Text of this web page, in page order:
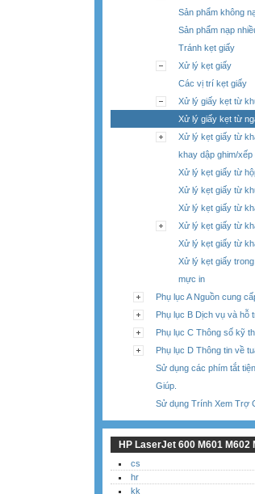
Sản phẩm không
Sản phẩm nạp
Tránh kẹt giấy
Xử lý kẹt giấy
Các vị trí kẹt giấy
Xử lý giấy kẹt từ
Xử lý giấy kẹt từ
Xử lý kẹt giấy từ
khay dập ghim/xếp
Xử lý kẹt giấy từ
Xử lý kẹt giấy từ
Xử lý kẹt giấy từ
Xử lý kẹt giấy từ
Xử lý kẹt giấy từ
Xử lý kẹt giấy
mực in
Phụ lục A Nguồn cung
Phụ lục B Dịch vụ và hỗ
Phụ lục C Thông số kỹ
Phụ lục D Thông tin về
Sử dụng các phím tắt
Giúp.
Sử dụng Trính Xem Trợ
HP LaserJet 600 M601 M602
cs
hr
kk